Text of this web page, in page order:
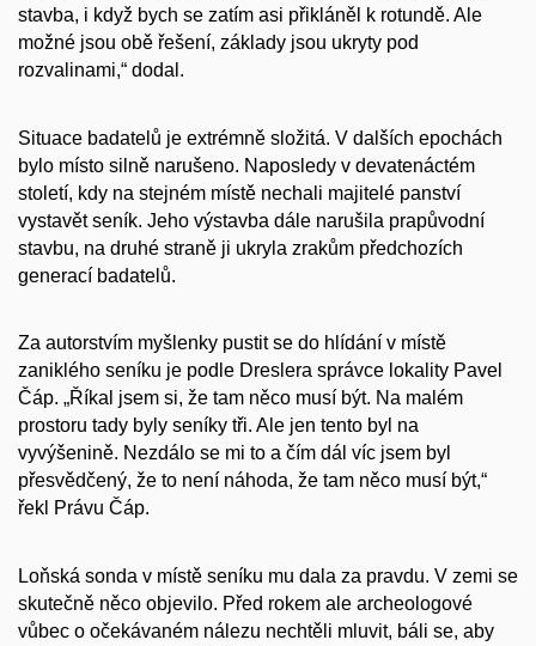
stavba, i když bych se zatím asi přikláněl k rotundě. Ale
možné jsou obě řešení, základy jsou ukryty pod
rozvalinami,“ dodal.
Situace badatelů je extrémně složitá. V dalších epochách
bylo místo silně narušeno. Naposledy v devatenáctém
století, kdy na stejném místě nechali majitelé panství
vystavět seník. Jeho výstavba dále narušila prapůvodní
stavbu, na druhé straně ji ukryla zrakům předchozích
generací badatelů.
Za autorstvím myšlenky pustit se do hlídání v místě
zaniklého seníku je podle Dreslera správce lokality Pavel
Čáp. „Říkal jsem si, že tam něco musí být. Na malém
prostoru tady byly seníky tři. Ale jen tento byl na
vyvýšenině. Nezdálo se mi to a čím dál víc jsem byl
přesvědčený, že to není náhoda, že tam něco musí být,“
řekl Právu Čáp.
Loňská sonda v místě seníku mu dala za pravdu. V zemi se
skutečně něco objevilo. Před rokem ale archeologové
vůbec o očekávaném nálezu nechtěli mluvit, báli se, aby